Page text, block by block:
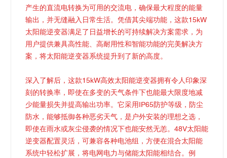
产生的直流电转换为可用的交流电，确保最大程度的能量
输出，并无缝融入日常生活。凭借其尖端功能，这款15kW
太阳能逆变器满足了日益增长的可持续解决方案需求，为
用户提供兼具高性能、高耐用性和智能功能的完美解决方
案，将太阳能逆变器系统提升到了新的高度。
深入了解后，这款15kW高效太阳能逆变器拥有令人印象深
刻的转换率，即使在多变的天气条件下也能最大限度地减
少能量损失并提高输出功率。它采用IP65防护等级，防尘
防水，能够抵御各种恶劣天气，是户外安装的理想之选，
即使在雨水或灰尘侵袭的情况下也能安然无恙。48V太阳能
逆变器配置灵活，可兼容各种电池组，方便在混合太阳能
系统中轻松扩展，将电网电力与储能太阳能相结合。例